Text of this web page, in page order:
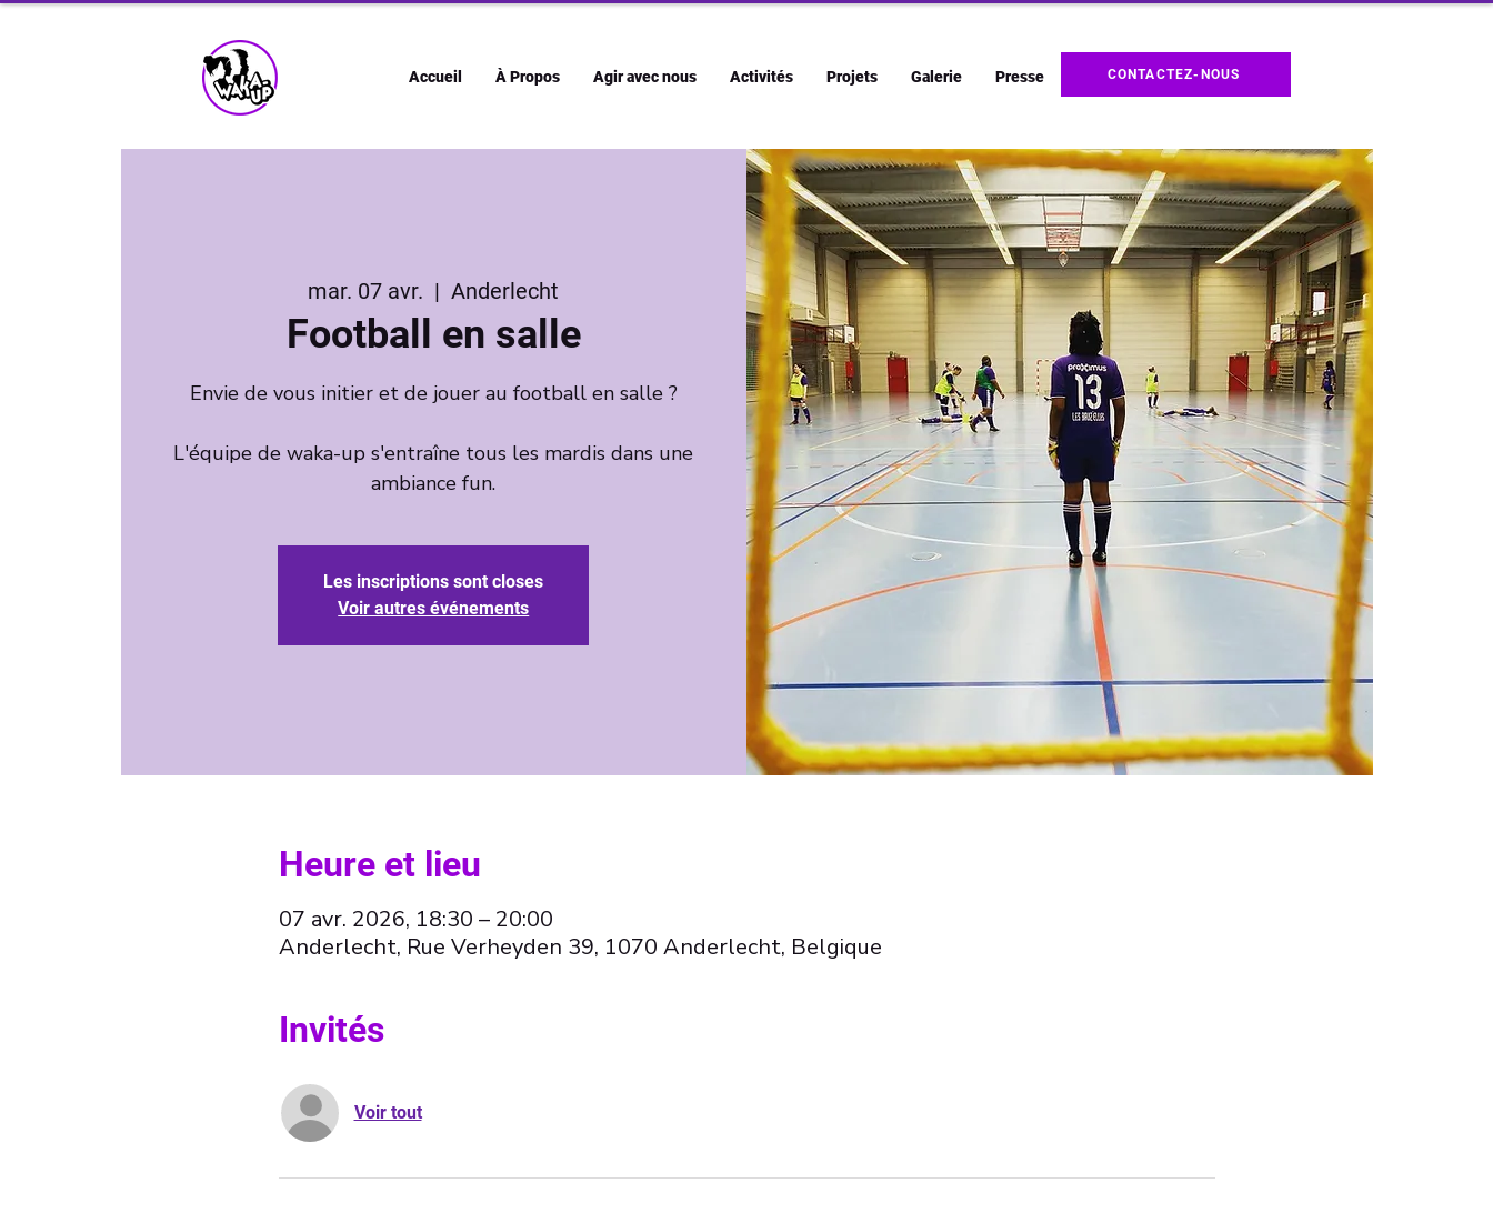
Accueil À Propos Agir avec nous Activités Projets Galerie Presse CONTACTEZ-NOUS
mar. 07 avr.
  |
Anderlecht
Football en salle
Envie de vous initier et de jouer au football en salle ?
L'équipe de waka-up s'entraîne tous les mardis dans une
Les inscriptions sont closes
Voir autres événements
Heure et lieu
07 avr. 2026, 18:30 – 20:00
Anderlecht, Rue Verheyden 39, 1070 Anderlecht, Belgique
Invités
Voir tout